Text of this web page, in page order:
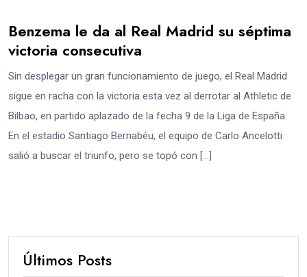
Benzema le da al Real Madrid su séptima
victoria consecutiva
Sin desplegar un gran funcionamiento de juego, el Real Madrid
sigue en racha con la victoria esta vez al derrotar al Athletic de
Bilbao, en partido aplazado de la fecha 9 de la Liga de España.
En el estadio Santiago Bernabéu, el equipo de Carlo Ancelotti
salió a buscar el triunfo, pero se topó con […]
Últimos Posts